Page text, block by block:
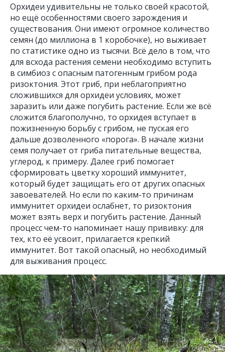
Орхидеи удивительны не только своей красотой,
но ещё особенностями своего зарождения и
существования. Они имеют огромное количество
семян (до миллиона в 1 коробочке), но выживает
по статистике одно из тысячи. Всё дело в том, что
для всхода растения семени необходимо вступить
в симбиоз с опасным патогенным грибом рода
ризоктония. Этот гриб, при неблагоприятно
сложившихся для орхидеи условиях, может
заразить или даже погубить растение. Если же всё
сложится благополучно, то орхидея вступает в
пожизненную борьбу с грибом, не пуская его
дальше дозволенного «порога». В начале жизни
семя получает от гриба питательные вещества,
углерод, к примеру. Далее гриб помогает
сформировать цветку хороший иммунитет,
который будет защищать его от других опасных
завоевателей. Но если по каким-то причинам
иммунитет орхидеи ослабнет, то ризоктония
может взять верх и погубить растение. Данный
процесс чем-то напоминает нашу прививку: для
тех, кто её усвоит, прилагается крепкий
иммунитет. Вот такой опасный, но необходимый
для выживания процесс.